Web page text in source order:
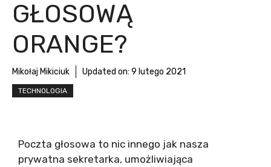
GŁOSOWĄ
ORANGE?
Mikołaj Mikiciuk Updated on: 9 lutego 2021
TECHNOLOGIA
Poczta głosowa to nic innego jak nasza
prywatna sekretarka, umożliwiająca